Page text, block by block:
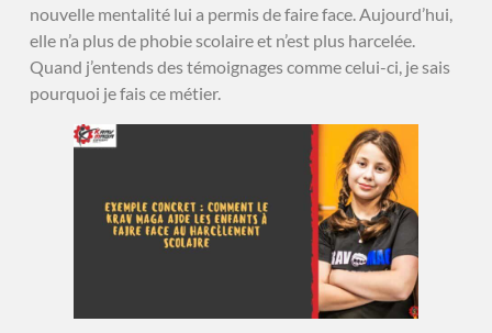
nouvelle mentalité lui a permis de faire face. Aujourd’hui,
elle n’a plus de phobie scolaire et n’est plus harcelée.
Quand j’entends des témoignages comme celui-ci, je sais
pourquoi je fais ce métier.